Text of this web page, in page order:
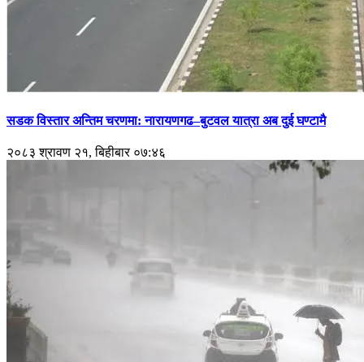
सडक विस्तार अन्तिम चरणमा: नारायणगढ–बुटवल यात्रा अब दुई घण्टामै
२०८३ श्रावण २१, बिहीबार ०७:४६